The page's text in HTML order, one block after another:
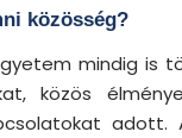
közösség?
mindig is
közös
adott.